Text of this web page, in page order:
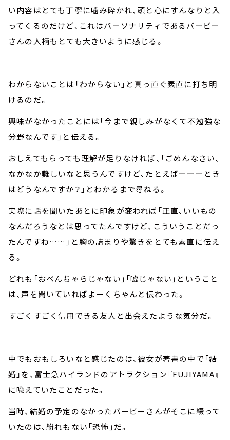
い内容はとても丁寧に噛み砕かれ、頭と心にすんなりと入
ってくるのだけど、これはパーソナリティであるバービー
さんの人柄もとても大きいように感じる。
わからないことは「わからない」と真っ直ぐ素直に打ち明
けるのだ。
興味がなかったことには「今まで親しみがなくて不勉強な
分野なんです」と伝える。
おしえてもらっても理解が足りなければ、「ごめんなさい、
なかなか難しいなと思うんですけど、たとえばーーーとき
はどうなんですか？」とわかるまで尋ねる。
実際に話を聞いたあとに印象が変われば「正直、いいもの
なんだろうなとは思ってたんですけど、こういうことだっ
たんですね……」と胸の詰まりや驚きをとても素直に伝え
る。
どれも「おべんちゃらじゃない」「嘘じゃない」ということ
は、声を聞いていればよーくちゃんと伝わった。
すごくすごく信用できる友人と出会えたような気分だ。
中でもおもしろいなと感じたのは、彼女が著書の中で「結
婚」を、富士急ハイランドのアトラクション『FUJIYAMA』
に喩えていたことだった。
当時、結婚の予定のなかったバービーさんがそこに綴って
いたのは、紛れもない「恐怖」だ。